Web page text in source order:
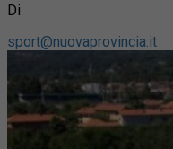
Di
sport@nuovaprovincia.it